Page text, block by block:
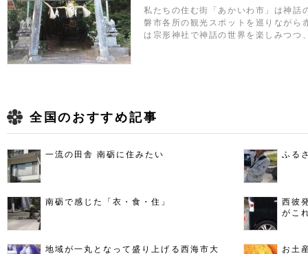
私たちの住む街「あかいわ市」は神話
磐市各所の観光スポットを巡りながら
は宗形神社で神話の世界を楽しみつ
全国のおすすめ記事
一流の田舎 南砺に住みたい ふる
南砺で感じた「衣・食・住」
西彼
がこ
地域が一丸となって盛り上げる西海市大
お土